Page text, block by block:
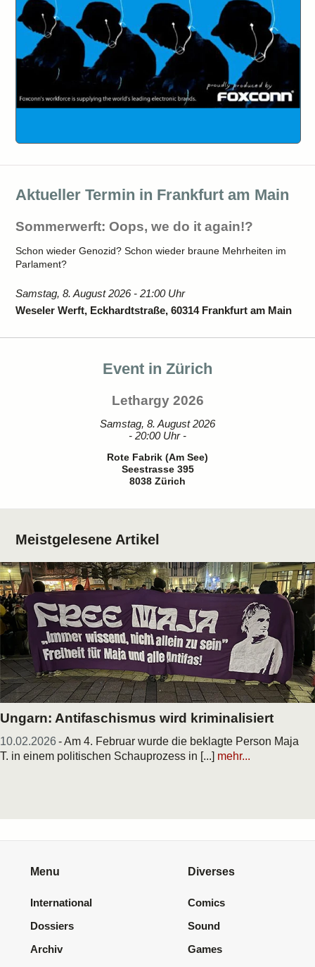
Aktueller Termin in Frankfurt am Main
Sommerwerft: Oops, we do it again!?
Schon wieder Genozid? Schon wieder braune Mehrheiten im
Parlament?
Samstag, 8. August 2026 - 21:00 Uhr
Weseler Werft, Eckhardtstraße, 60314 Frankfurt am Main
Event in Zürich
Lethargy 2026
Samstag, 8. August 2026
- 20:00 Uhr -
Rote Fabrik (Am See)
Seestrasse 395
8038 Zürich
Meistgelesene Artikel
Ungarn: Antifaschismus wird kriminalisiert
10.02.2026 - Am 4. Februar wurde die beklagte Person Maja
T. in einem politischen Schauprozess in [...] mehr...
Menu
International
Dossiers
Archiv
Diverses
Comics
Sound
Games